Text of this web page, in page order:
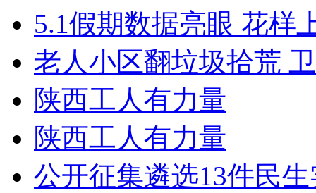
5.1假期数据亮眼 花样
老人小区翻垃圾拾荒
陕西工人有力量
陕西工人有力量
公开征集遴选13件民